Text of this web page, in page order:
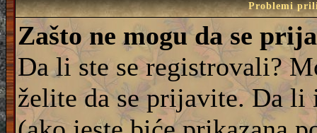
Problemi
Zašto ne mogu da se
Da li ste se registrovali?
želite da se prijavite. Da li